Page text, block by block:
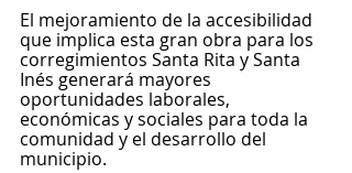
El mejoramiento de la accesibilidad
que implica esta gran obra para los
corregimientos Santa Rita y Santa
Inés generará mayores
oportunidades laborales,
económicas y sociales para toda la
comunidad y el desarrollo del
municipio.